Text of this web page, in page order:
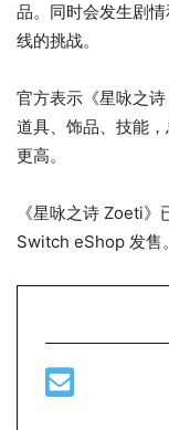
品。同时会发生剧
线的挑战。
官方表示《星咏之
道具、饰品、技能
更高。
《星咏之诗 Zoeti
Switch eShop 发售。